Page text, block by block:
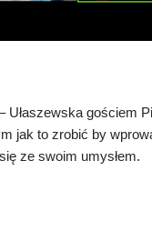
Ułaszewska gościem
jak to zrobić by
ze swoim umysłem.